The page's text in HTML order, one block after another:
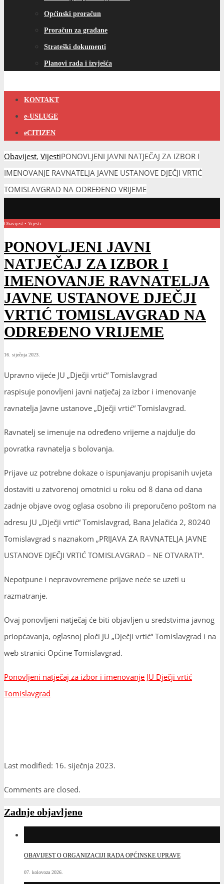
Općinski proračun
Proračun za građane
Strateški dokumenti
Planovi rada i izvješća
KONTAKT
e-USLUGE
eCITIZEN
Obavijest, VijestiPONOVLJENI JAVNI NATJEČAJ ZA IZBOR I
IMENOVANJE RAVNATELJA JAVNE USTANOVE DJEČJI VRTIĆ
TOMISLAVGRAD NA ODREĐENO VRIJEME
Obavijest • Vijesti
PONOVLJENI JAVNI
NATJEČAJ ZA IZBOR I
IMENOVANJE RAVNATELJA
JAVNE USTANOVE DJEČJI
VRTIĆ TOMISLAVGRAD NA
ODREĐENO VRIJEME
16. siječnja 2023.
Upravno vijeće JU „Dječji vrtić“ Tomislavgrad
raspisuje ponovljeni javni natječaj za izbor i imenovanje
ravnatelja Javne ustanove „Dječji vrtić“ Tomislavgrad.
Ravnatelj se imenuje na određeno vrijeme a najdulje do
povratka ravnatelja s bolovanja.
Prijave uz potrebne dokaze o ispunjavanju propisanih uvjeta
dostaviti u zatvorenoj omotnici u roku od 8 dana od dana
zadnje objave ovog oglasa osobno ili preporučeno poštom na
adresu JU „Dječji vrtić“ Tomislavgrad, Bana Jelačića 2, 80240
Tomislavgrad s naznakom „PRIJAVA ZA RAVNATELJA JAVNE
USTANOVE DJEČJI VRTIĆ TOMISLAVGRAD – NE OTVARATI“.
Nepotpune i nepravovremene prijave neće se uzeti u
razmatranje.
Ovaj ponovljeni natječaj će biti objavljen u sredstvima javnog
priopćavanja, oglasnoj ploči JU „Dječji vrtić“ Tomislavgrad i na
web stranici Općine Tomislavgrad.
Ponovljeni natječaj za izbor i imenovanje JU Dječji vrtić
Tomislavgrad
Last modified: 16. siječnja 2023.
Comments are closed.
Zadnje objavljeno
OBAVIJEST O ORGANIZACIJI RADA OPĆINSKE UPRAVE
07. kolovoza 2026.